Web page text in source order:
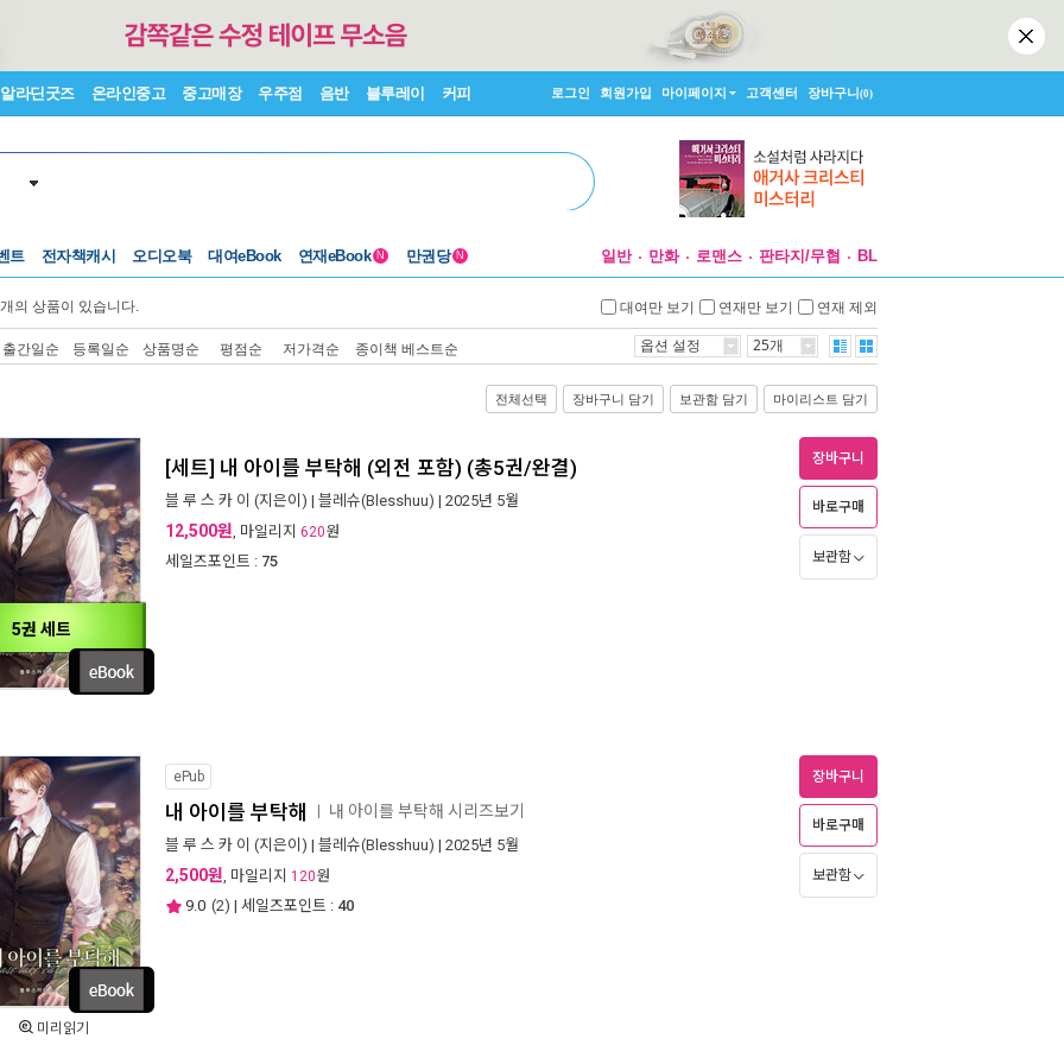
알라딘굿즈 온라인중고 중고매장 우주점 음반 블루레이 커피 로그인 회원가입 마이페이지 고객센터 장바구니(0)
트 전자책캐시 오디오북 대여eBook 연재eBook N 만권당 N 일반 만화 로맨스 판타지/무협 BL
개의 상품이 있습니다. 대여만 보기 연재만 보기 연재 제외
출간일순 등록일순 상품명순 평점순 저가격순 종이책 베스트순 옵션 설정 25개
전체선택 장바구니 담기 보관함 담기 마이리스트 담기
5권 세트
[세트] 내 아이를 부탁해 (외전 포함) (총5권/완결)
블 루 스 카 이 (지은이) | 블레슈(Blesshuu) | 2025년 5월
12,500원, 마일리지 620원
세일즈포인트 : 75
장바구니
바로구매
보관함
미리읽기
ePub
내 아이를 부탁해 내 아이를 부탁해 시리즈보기
블 루 스 카 이 (지은이) | 블레슈(Blesshuu) | 2025년 5월
2,500원, 마일리지 120원
9.0 (2) | 세일즈포인트 : 40
장바구니
바로구매
보관함